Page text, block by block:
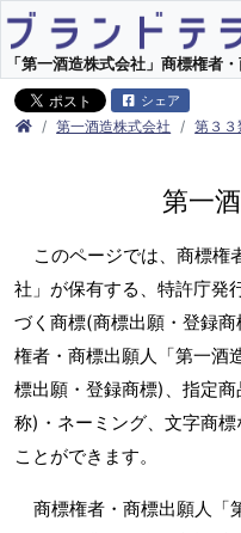
「第一酒造株式会社」商標権者
シェア
第一酒造株式会社 第３３
第一
このページでは、商標権
社」が保有する、特許庁発
づく商標(商標出願・登録
権者・商標出願人「第一酒
標出願・登録商標)、指定
称)・ネーミング、文字商
ことができます。
商標権者・商標出願人「